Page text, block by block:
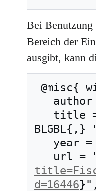
Bei Benutzung
Bereich der
ausgibt, kann
BLGBL{,}
url =
d=16446}",